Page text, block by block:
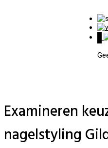
Examineren
nagelstyling